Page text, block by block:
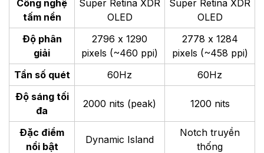
Công nghệ
tấm nền
Super Retina XDR
OLED
Super Retina XDR
OLED
Độ phân
giải
2796 x 1290
pixels (~460 ppi)
2778 x 1284
pixels (~458 ppi)
Tần số quét
60Hz
60Hz
Độ sáng tối
đa
2000 nits (peak) 1200 nits
Đặc điểm
nổi bật
Dynamic Island
Notch truyền
thống